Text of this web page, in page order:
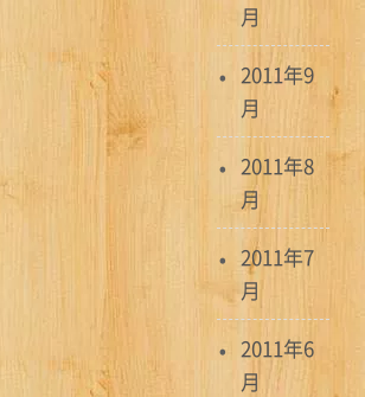
月
2011年9
月
2011年8
月
2011年7
月
2011年6
月